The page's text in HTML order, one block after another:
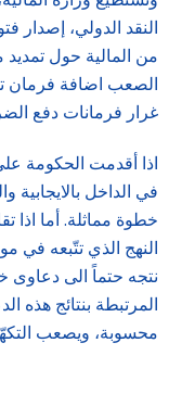
النقد الدولي، إصدار
من المالية حول
الصعب اضافة فرمان
غرار فرمانات دفع
اذا أقدمت الحكومة
في الداخل
خطوة مماثلة. أما اذا
النهج الذي تتّبعه في
نتجه حتماً الى دعاوى
المرتبطة بنتائج هذه
محسوبة، ويصعب